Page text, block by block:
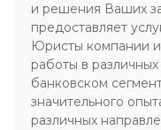
и решения Ваших
предоставляет
Юристы компании
работы в различных
банковском
значительного
различных